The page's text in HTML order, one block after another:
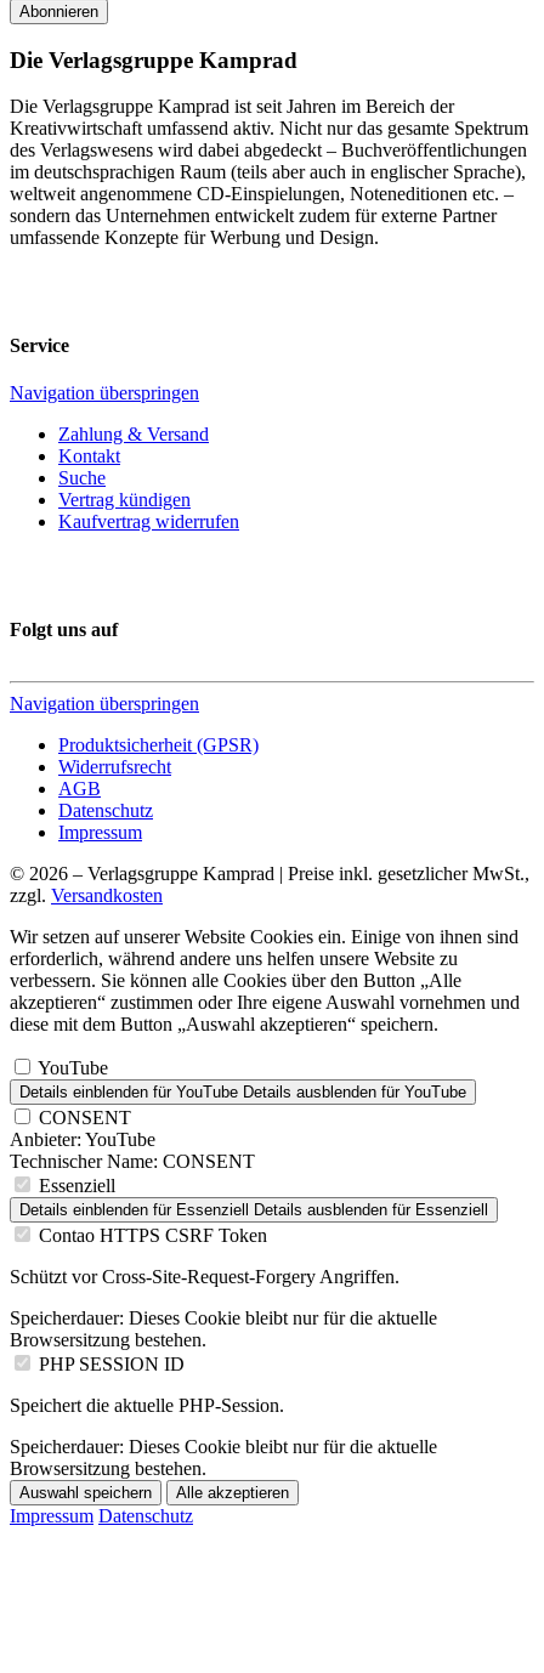
Abonnieren
Die Verlagsgruppe Kamprad
Die Verlagsgruppe Kamprad ist seit Jahren im Bereich der
Kreativwirtschaft umfassend aktiv. Nicht nur das gesamte Spektrum
des Verlagswesens wird dabei abgedeckt – Buchveröffentlichungen
im deutschsprachigen Raum (teils aber auch in englischer Sprache),
weltweit angenommene CD-Einspielungen, Noteneditionen etc. –
sondern das Unternehmen entwickelt zudem für externe Partner
umfassende Konzepte für Werbung und Design.
Service
Navigation überspringen
Zahlung & Versand
Kontakt
Suche
Vertrag kündigen
Kaufvertrag widerrufen
Folgt uns auf
Navigation überspringen
Produktsicherheit (GPSR)
Widerrufsrecht
AGB
Datenschutz
Impressum
© 2026 – Verlagsgruppe Kamprad | Preise inkl. gesetzlicher MwSt.,
zzgl. Versandkosten
Wir setzen auf unserer Website Cookies ein. Einige von ihnen sind
erforderlich, während andere uns helfen unsere Website zu
verbessern. Sie können alle Cookies über den Button „Alle
akzeptieren“ zustimmen oder Ihre eigene Auswahl vornehmen und
diese mit dem Button „Auswahl akzeptieren“ speichern.
YouTube
Details einblenden für YouTube Details ausblenden für YouTube
CONSENT
Anbieter: YouTube
Technischer Name: CONSENT
Essenziell
Details einblenden für Essenziell Details ausblenden für Essenziell
Contao HTTPS CSRF Token
Schützt vor Cross-Site-Request-Forgery Angriffen.
Speicherdauer: Dieses Cookie bleibt nur für die aktuelle
Browsersitzung bestehen.
PHP SESSION ID
Speichert die aktuelle PHP-Session.
Speicherdauer: Dieses Cookie bleibt nur für die aktuelle
Browsersitzung bestehen.
Auswahl speichern Alle akzeptieren
Impressum Datenschutz